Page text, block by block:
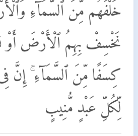
خَلْفَهُم مِّنَ ٱلسَّمَآءِ
نَخْسِفْ بِهِمُ ٱلْأَرْضَ أَوْ
كِسَفًا مِّنَ ٱلسَّمَآءِ ۚ إِنَّ
لِّكُلِّ عَبْدٍ مُّنِيبٍ